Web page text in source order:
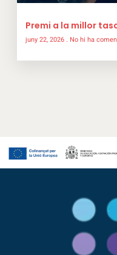
Premi a la millor
juny 22, 2026 No hi ha